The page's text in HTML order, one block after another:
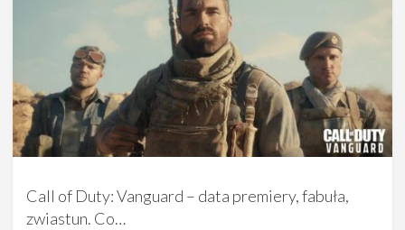
Call of Duty: Vanguard – data premiery, fabuła,
zwiastun. Co…